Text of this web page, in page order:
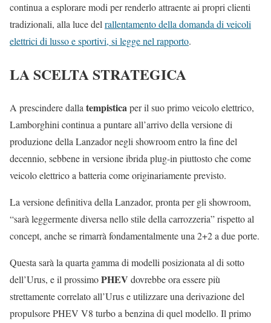
continua a esplorare modi per renderlo attraente ai propri clienti
tradizionali, alla luce delrallentamento della domanda di veicoli
elettrici di lusso e sportivi, si legge nel rapporto.
LA SCELTA STRATEGICA
A prescindere dalla tempisticaper il suo primo veicolo elettrico,
Lamborghini continua a puntare all’arrivo della versione di
produzione della Lanzador negli showroom entro la fine del
decennio, sebbene in versione ibrida plug-in piuttosto che come
veicolo elettrico a batteria come originariamente previsto.
La versione definitiva della Lanzador, pronta per gli showroom,
“sarà leggermente diversa nello stile della carrozzeria” rispetto al
concept, anche se rimarrà fondamentalmente una 2+2 a due porte.
Questa sarà la quarta gamma di modelli posizionata al di sotto
dell’Urus, e il prossimoPHEV dovrebbe ora essere più
strettamente correlato all’Urus e utilizzare una derivazione del
propulsore PHEV V8 turbo a benzina di quel modello. Il primo